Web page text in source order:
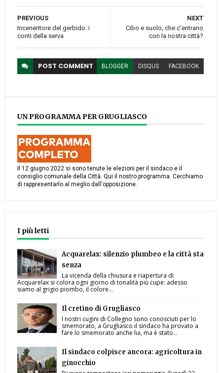
NEXT
Cibo e suolo, che c'entrano
con la nostra città?
PREVIOUS
Inceneritore del gerbido: i
conti della serva
POST COMMENT BLOGGER DISQUS FACEBOOK
UN PROGRAMMA PER GRUGLIASCO
Il 12 giugno 2022 si sono tenute le elezioni per il sindaco e il
consiglio comunale della Città. Qui il nostro programma. Cerchiamo
di rappresentarlo al meglio dall'opposizione.
I più letti
Acquarelax: silenzio plumbeo e la città sta
senza
La vicenda della chiusura e riapertura di
Acquarelax si colora ogni giorno di tonalità più cupe: adesso
siamo al grigio piombo, il colore...
Il cretino di Grugliasco
I nostri cugini di Collegno sono conosciuti per lo
smemorato, a Grugliasco il sindaco ha provato a
fare lo smemorato anche lui, ma è stato...
Il sindaco colpisce ancora: agricoltura in
ginocchio